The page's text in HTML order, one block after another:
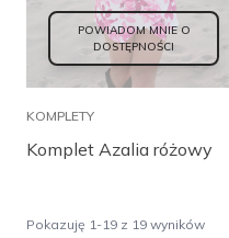
POWIADOM MNIE O
DOSTĘPNOŚCI
KOMPLETY
Komplet Azalia różowy
Pokazuję 1-19 z 19 wyników